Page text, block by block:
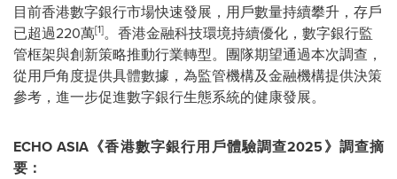
目前香港數字銀行市場快速發展，用戶數量持續攀升，存戶
已超過220萬[1]。香港金融科技環境持續優化，數字銀行監
管框架與創新策略推動行業轉型。團隊期望通過本次調查，
從用戶角度提供具體數據，為監管機構及金融機構提供決策
參考，進一步促進數字銀行生態系統的健康發展。
ECHOASIA 《香港數字銀行用戶體驗調查2025》調查摘
要：